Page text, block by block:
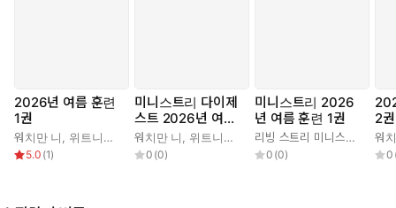
2026년 여름 훈련
1권
워치만 니 위트니스 리
5.0 (1)
미니스트리 다이제
스트 2026년 여름
훈련 1권
워치만 니 위트니스 리
0 (0)
미니스트리 2026
년 여름 훈련 1권
리빙 스트리 미니스트리 편집부
0 (0)
2권
워
0